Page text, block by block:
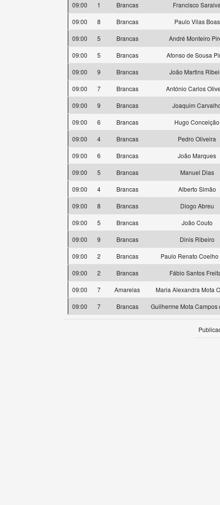
09:00
1 Brancas
Francisco
09:00
8 Brancas
Paulo Vilas Boas
09:00
5 Brancas
André Monteiro
09:00
5 Brancas
Afonso de Sousa
09:00
9 Brancas
João Martins
09:00
7 Brancas
António Carlos
09:00
9 Brancas
Joaquim
09:00
6 Brancas
Hugo Conceição
09:00
4 Brancas
Pedro Oliveira
09:00
6 Brancas
João Marques
09:00
5 Brancas
Manuel Dias
09:00
4 Brancas
Alberto Simão
09:00
8 Brancas
Diogo Abreu
09:00
5 Brancas
João Couto
09:00
9 Brancas
Dinis Ribeiro
09:00
2 Brancas
Paulo Renato
09:00
2 Brancas
Fábio Santos
09:00
7 Amarelas
Maria Alexandra Mota
09:00
7 Brancas Guilherme Mota Campos